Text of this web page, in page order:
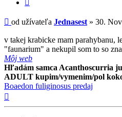
Jednasest
Príspevok
od užívateľa Jednasest » 30.
v takej krabicke mam parahybanu,
"faunarium" a nekupil som to so
Môj web
Hľadám samca Acanthoscurria
ADULT kupim/vymenim/pol
Boaedon fuliginosus predaj